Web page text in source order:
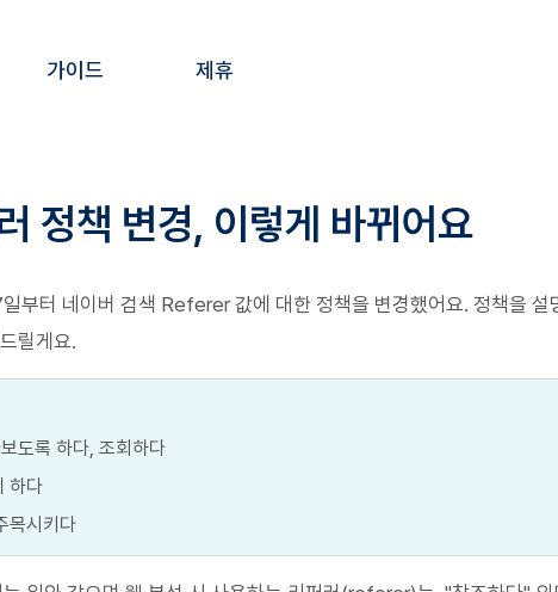
가이드 제휴
정책 변경, 이렇게 바뀌어요
부터 네이버 검색 Referer 값에 대한 정책을 변경했어요. 정책을 설
릴게요.
도록 하다, 조회하다
하다
목시키다